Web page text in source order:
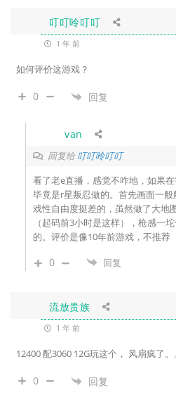
叮叮呤叮叮
1 年 前
如何评价这游戏？
0 回复
van
回复给叮叮呤叮叮
看了老e直播，感觉不咋地，如果
毕竟是r星叛忍做的。首先画面一
戏性自由度挺差的，虽然做了大地
（起码前3小时是这样），枪感一
的。评价是像10年前游戏，不推荐
0 回复
流放贵族
1 年 前
12400 配3060 12G玩这个， 风扇疯了。
0 回复